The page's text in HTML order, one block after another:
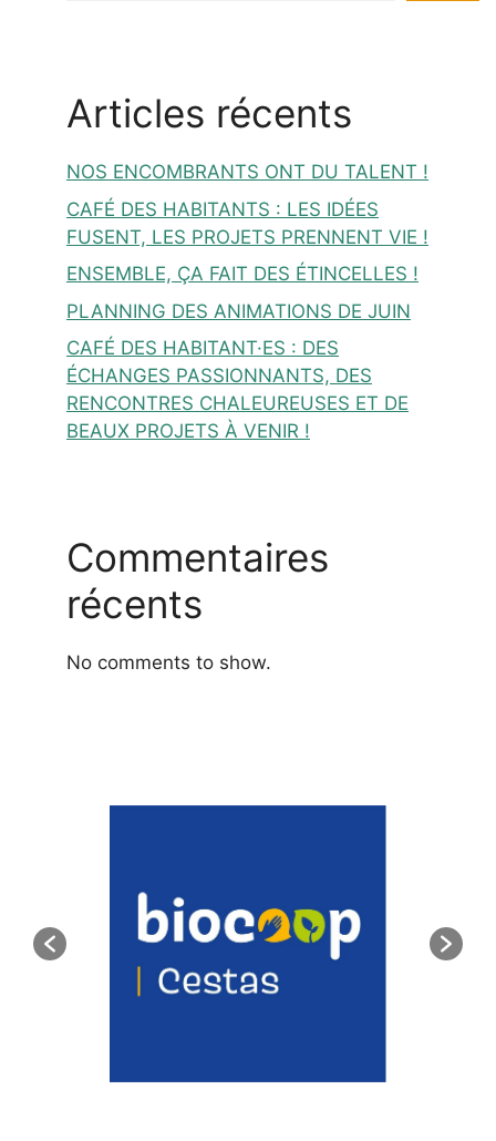
Articles récents
NOS ENCOMBRANTS ONT DU TALENT !
CAFÉ DES HABITANTS : LES IDÉES
FUSENT, LES PROJETS PRENNENT VIE !
ENSEMBLE, ÇA FAIT DES ÉTINCELLES !
PLANNING DES ANIMATIONS DE JUIN
CAFÉ DES HABITANT·ES : DES
ÉCHANGES PASSIONNANTS, DES
RENCONTRES CHALEUREUSES ET DE
BEAUX PROJETS À VENIR !
Commentaires
récents
No comments to show.